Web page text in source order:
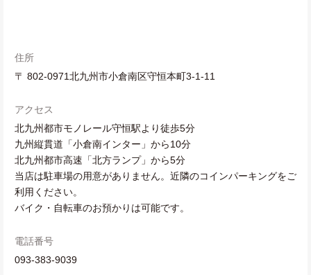
住所
〒 802-0971北九州市小倉南区守恒本町3-1-11
アクセス
北九州都市モノレール守恒駅より徒歩5分
九州縦貫道「小倉南インター」から10分
北九州都市高速「北方ランプ」から5分
当店は駐車場の用意がありません。近隣のコインパーキングをご
利用ください。
バイク・自転車のお預かりは可能です。
電話番号
093-383-9039